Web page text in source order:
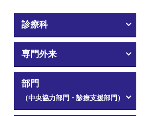
診療科
専門外来
部門
（中央協力部門・診療支援部門）